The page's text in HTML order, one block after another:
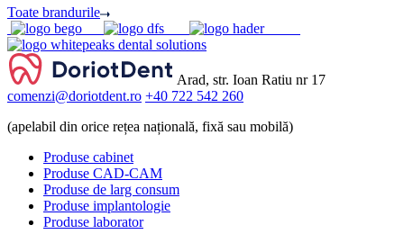
Toate brandurile
Arad, str. Ioan Ratiu nr 17
comenzi@doriotdent.ro +40 722 542 260
(apelabil din orice rețea națională, fixă sau mobilă)
Produse cabinet
Produse CAD-CAM
Produse de larg consum
Produse implantologie
Produse laborator